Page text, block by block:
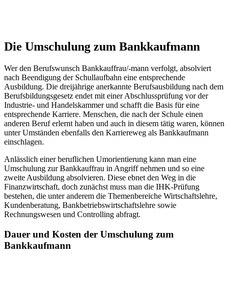
Die Umschulung zum Bankkaufmann
Wer den Berufswunsch Bankkauffrau/-mann verfolgt, absolviert
nach Beendigung der Schullaufbahn eine entsprechende
Ausbildung. Die dreijährige anerkannte Berufsausbildung nach dem
Berufsbildungsgesetz endet mit einer Abschlussprüfung vor der
Industrie- und Handelskammer und schafft die Basis für eine
entsprechende Karriere. Menschen, die nach der Schule einen
anderen Beruf erlernt haben und auch in diesem tätig waren, können
unter Umständen ebenfalls den Karriereweg als Bankkaufmann
einschlagen.
Anlässlich einer beruflichen Umorientierung kann man eine
Umschulung zur Bankkauffrau in Angriff nehmen und so eine
zweite Ausbildung absolvieren. Diese ebnet den Weg in die
Finanzwirtschaft, doch zunächst muss man die IHK-Prüfung
bestehen, die unter anderem die Themenbereiche Wirtschaftslehre,
Kundenberatung, Bankbetriebswirtschaftslehre sowie
Rechnungswesen und Controlling abfragt.
Dauer und Kosten der Umschulung zum
Bankkaufmann